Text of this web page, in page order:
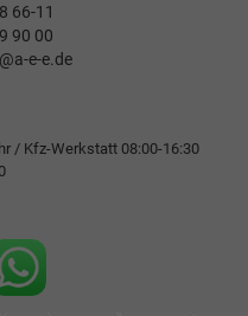
66-11
90 00
e-e.de
/ Kfz-Werkstatt 08:00-16:30